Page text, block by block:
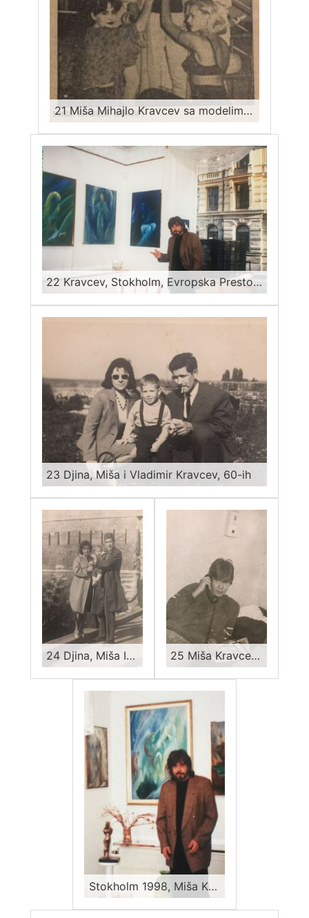
21 Miša Mihajlo Kravcev sa modelima koje su učestvovale u slikarskim hepeninzima, 1992, isečak iz Novosti
22 Kravcev, Stokholm, Evropska Prestonica Kulture 1998
23 Djina, Miša i Vladimir Kravcev, 60-ih
24 Djina, Miša I Vladimir Kravcev, negde 60-ih 25 Miša Kravcev sa otprilike 15 godina
Stokholm 1998, Miša Kravcev